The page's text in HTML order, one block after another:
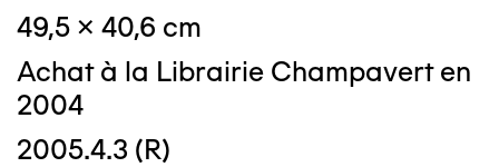
49,5 x 40,6 cm
Achat à la Librairie Champavert en
2004
2005.4.3 (R)